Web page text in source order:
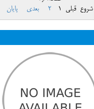
شروع قبلی 1
2 بعدی پایان